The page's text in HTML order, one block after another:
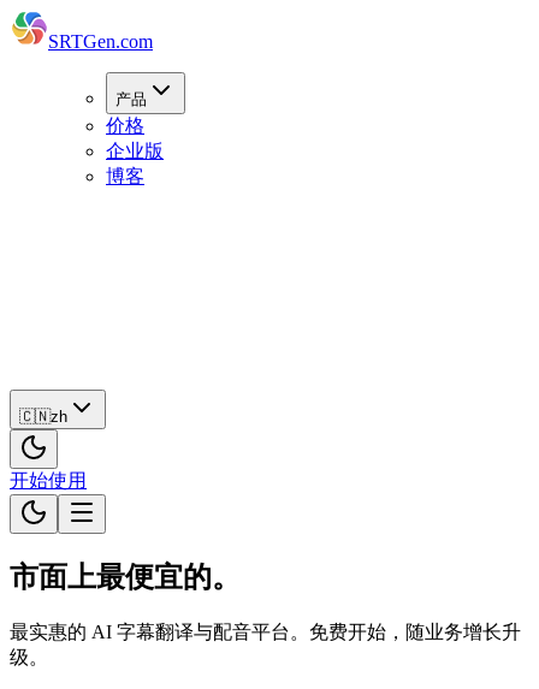
SRTGen.com
产品
价格
企业版
博客
🇨🇳zh
开始使用
市面上最便宜的。
最实惠的 AI 字幕翻译与配音平台。免费开始，随业务增长升
级。